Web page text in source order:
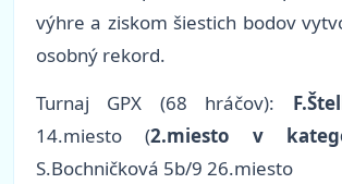
výhre a ziskom šiestich bodov
osobný rekord.
Turnaj GPX (68 hráčov):
14.miesto (2.miesto v
S.Bochničková 5b/9 26.miesto